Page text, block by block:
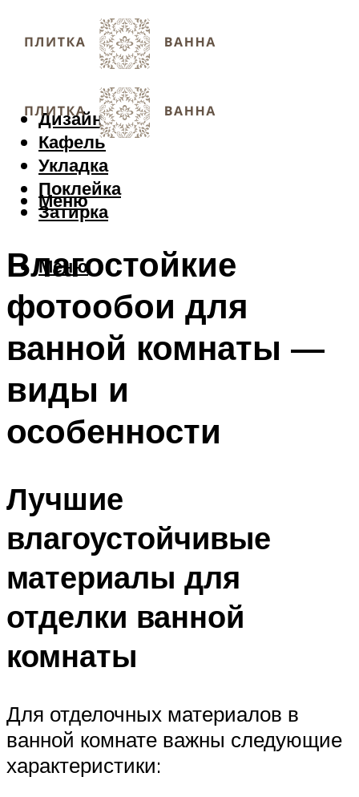
Дизайн
Кафель
Укладка
Поклейка
Затирка
Меню
Меню
Влагостойкие
фотообои для
ванной комнаты —
виды и
особенности
Лучшие
влагоустойчивые
материалы для
отделки ванной
комнаты
Для отделочных материалов в
ванной комнате важны следующие
характеристики: